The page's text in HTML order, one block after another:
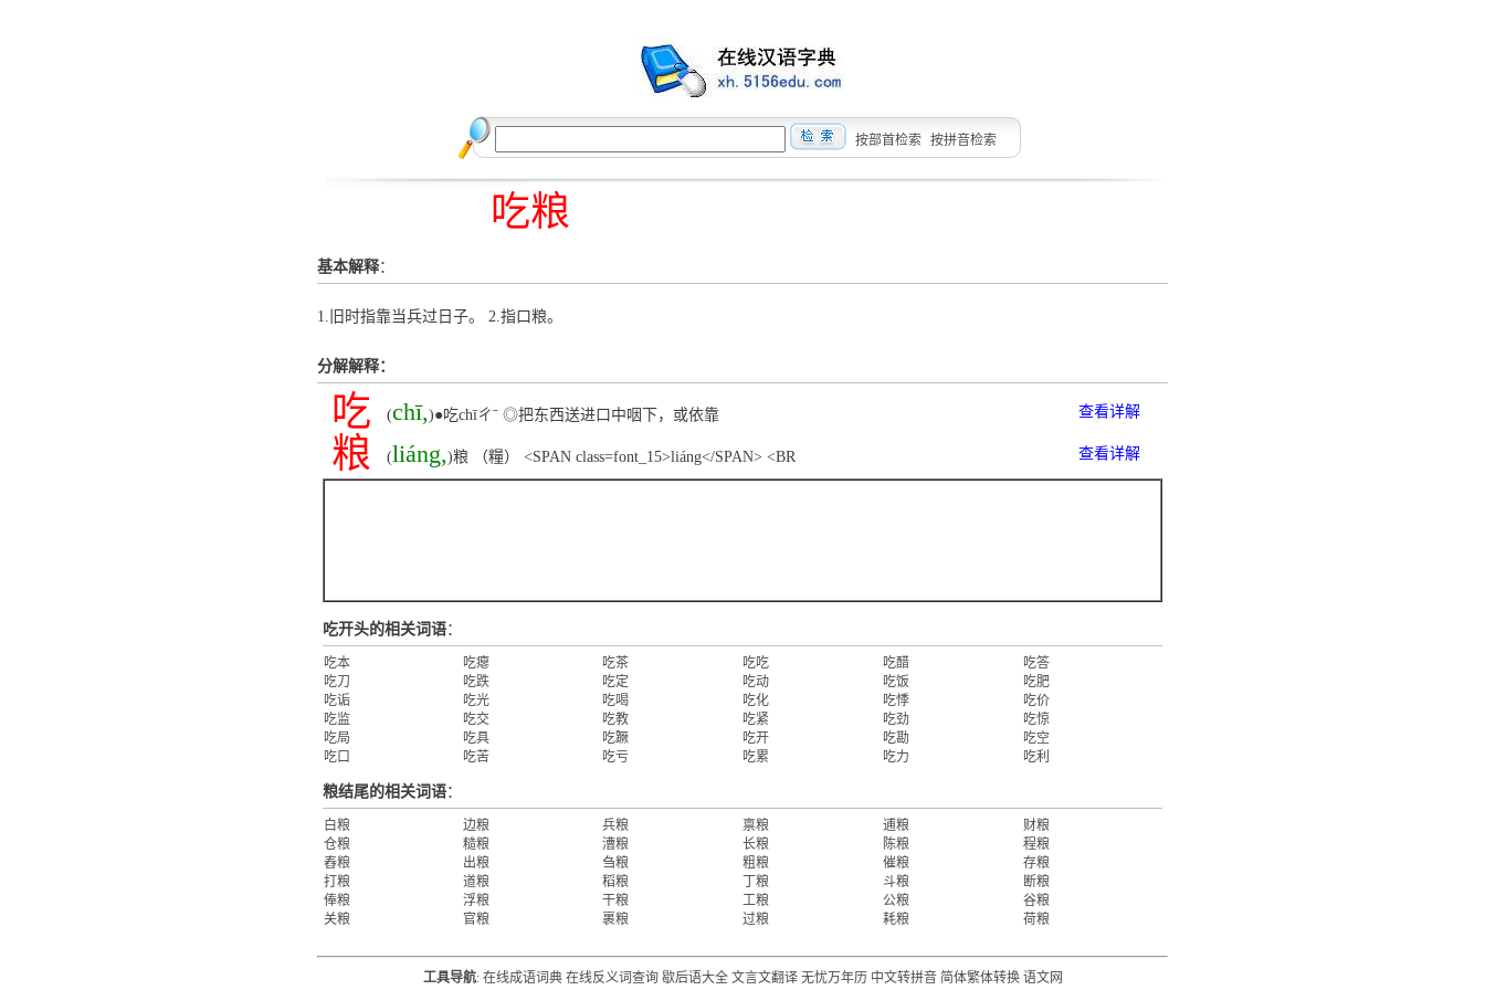
按部首检索 按拼音检索
吃粮
基本解释：
1.旧时指靠当兵过日子。 2.指口粮。
分解解释：
吃 (chī,)●吃chīㄔˉ ◎把东西送进口中咽下，或依靠 查看详解
粮 (liáng,)粮 （糧） <SPAN class=font_15>liáng</SPAN> <BR 查看详解
吃开头的相关词语：
吃本 吃瘪 吃茶 吃吃 吃醋
吃答
吃刀
吃跌 吃定 吃动 吃饭
吃肥
吃诟
吃光 吃喝 吃化 吃悸
吃价
吃监
吃交 吃教 吃紧 吃劲
吃惊
吃局
吃具 吃蹶 吃开 吃勘
吃空
吃口
吃苦 吃亏 吃累 吃力 吃利
粮结尾的相关词语：
白粮 边粮 兵粮 禀粮 逋粮
财粮
仓粮
糙粮 漕粮 长粮 陈粮
程粮
舂粮
出粮 刍粮 粗粮 催粮
存粮
打粮
道粮 稻粮 丁粮 斗粮
断粮
俸粮
浮粮 干粮 工粮 公粮
谷粮
关粮
官粮 裹粮 过粮 耗粮 荷粮
工具导航: 在线成语词典 在线反义词查询 歇后语大全 文言文翻译 无忧万年历 中文转拼音 简体繁体转换 语文网